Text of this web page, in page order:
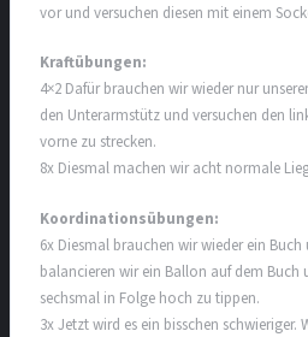
vor und versuchen diesen mit einem
Kraftübungen:
4×2 Dafür brauchen wir wieder nur
den Unterarmstütz und versuchen den
vorne zu strecken.
8x Diesmal machen wir acht normale
Koordinationsübungen:
6x Diesmal brauchen wir wieder ein
balancieren wir ein Ballon auf dem Buch
sechsmal in Folge hoch zu tippen.
3x Jetzt wird es ein bisschen schwieriger.